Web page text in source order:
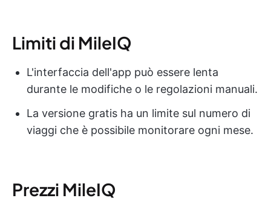
Limiti di MileIQ
L'interfaccia dell'app può essere lenta
durante le modifiche o le regolazioni manuali.
La versione gratis ha un limite sul numero di
viaggi che è possibile monitorare ogni mese.
Prezzi MileIQ